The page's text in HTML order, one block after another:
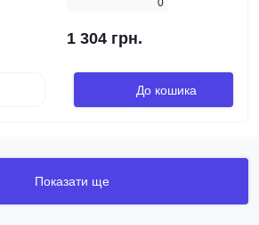
0
1 304 грн.
До кошика
Показати ще